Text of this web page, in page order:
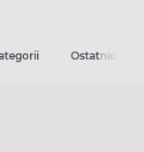
Ostatnio